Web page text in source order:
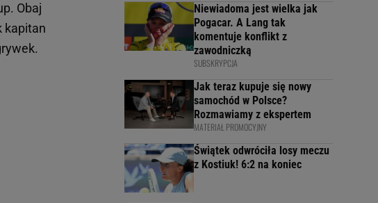
Obaj
kapitan
Niewiadoma jest wielka jak
Pogacar. A Lang tak
komentuje konflikt z
zawodniczką
SUBSKRYPCJA
Jak teraz kupuje się nowy
samochód w Polsce?
Rozmawiamy z ekspertem
MATERIAŁ PROMOCYJNY
Świątek odwróciła losy meczu
z Kostiuk! 6:2 na koniec